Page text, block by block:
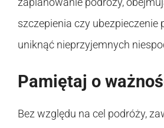
szczepienia czy ubezpieczenie
uniknąć nieprzyjemnych
Pamiętaj o
Bez względu na cel podróży,